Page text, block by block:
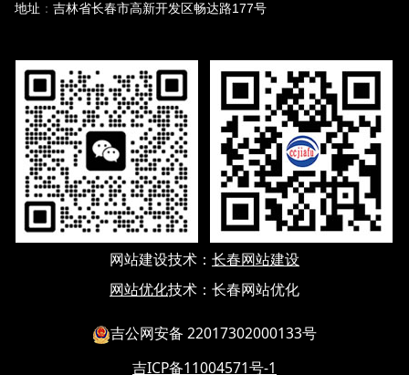
地址 ： 吉林省长春市高新开发区畅达路177号
网站建设技术： 长春网站建设
网站优化技术： 长春网站优化
吉公网安备 22017302000133号
吉ICP备11004571号-1